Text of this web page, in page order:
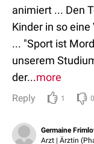
animiert ... Den
Kinder in so
... "Sport ist
unserem
der...more
Reply 1 0
Germaine